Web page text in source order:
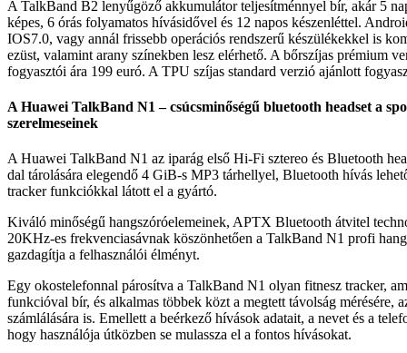
A TalkBand B2 lenyűgöző akkumulátor teljesítménnyel bír, akár 5
képes, 6 órás folyamatos hívásidővel és 12 napos készenléttel.
IOS7.0, vagy annál frissebb operációs rendszerű készülékekkel is
ezüst, valamint arany színekben lesz elérhető. A bőrszíjas prémium
fogyasztói ára 199 euró. A TPU szíjas standard verzió ajánlott
A Huawei TalkBand N1 – csúcsminőségű bluetooth headset a
szerelmeseinek
A Huawei TalkBand N1 az iparág első Hi-Fi sztereo és Bluetooth
dal tárolására elegendő 4 GiB-s MP3 tárhellyel, Bluetooth hívás
tracker funkciókkal látott el a gyártó.
Kiváló minőségű hangszóróelemeinek, APTX Bluetooth átvitel
20KHz-es frekvenciasávnak köszönhetően a TalkBand N1 profi
gazdagítja a felhasználói élményt.
Egy okostelefonnal párosítva a TalkBand N1 olyan fitnesz tracker,
funkcióval bír, és alkalmas többek közt a megtett távolság mérésére,
számlálására is. Emellett a beérkező hívások adatait, a nevet és a
hogy használója útközben se mulassza el a fontos hívásokat.